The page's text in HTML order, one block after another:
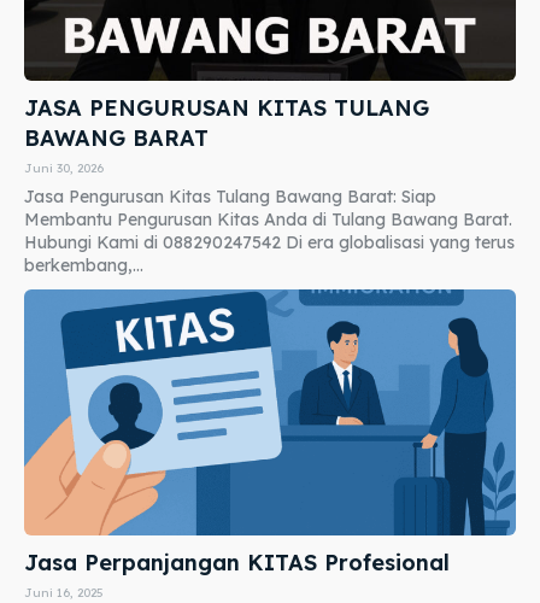
JASA PENGURUSAN KITAS TULANG
BAWANG BARAT
Juni 30, 2026
Jasa Pengurusan Kitas Tulang Bawang Barat: Siap
Membantu Pengurusan Kitas Anda di Tulang Bawang Barat.
Hubungi Kami di 088290247542 Di era globalisasi yang terus
berkembang,...
Jasa Perpanjangan KITAS Profesional
Juni 16, 2025